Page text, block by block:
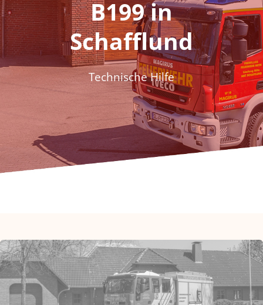
Fördern & Spenden
Historie
Jugendfeuerwehr
B199 in
Schafflund
Technische Hilfe